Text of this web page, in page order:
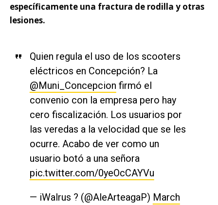
específicamente una fractura de rodilla y otras
lesiones.
Quien regula el uso de los scooters
eléctricos en Concepción? La
@Muni_Concepcion firmó el
convenio con la empresa pero hay
cero fiscalización. Los usuarios por
las veredas a la velocidad que se les
ocurre. Acabo de ver como un
usuario botó a una señora
pic.twitter.com/0yeOcCAYVu
— iWalrus ? (@AleArteagaP) March